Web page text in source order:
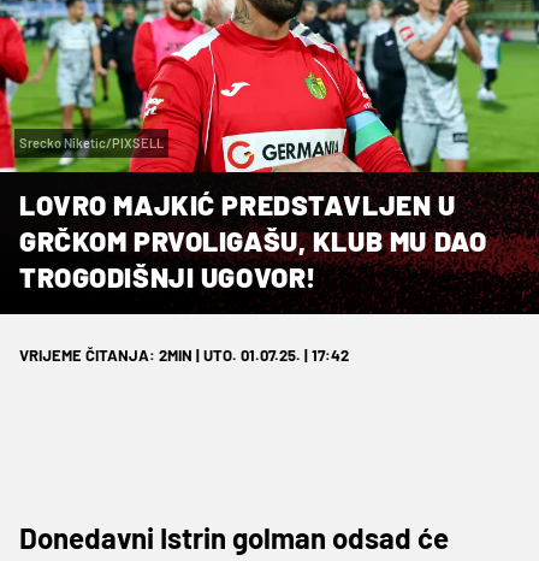
Srecko Niketic/PIXSELL
LOVRO MAJKIĆ PREDSTAVLJEN U
GRČKOM PRVOLIGAŠU, KLUB MU DAO
TROGODIŠNJI UGOVOR!
VRIJEME ČITANJA: 2MIN | UTO. 01.07.25. | 17:42
Donedavni Istrin golman odsad će